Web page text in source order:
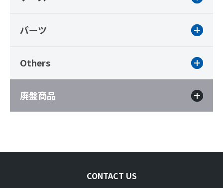
パーツ
Others
廃盤商品
CONTACT US